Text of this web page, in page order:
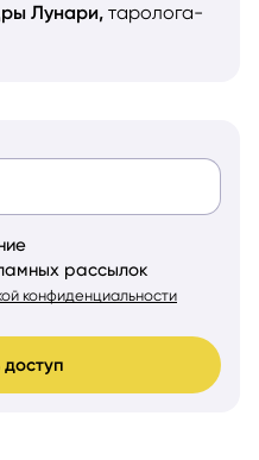
Лунари, таролога-
рассылок
конфиденциальности
доступ